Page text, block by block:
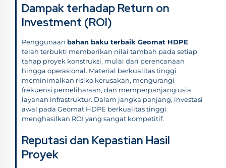
Dampak terhadap Return on
Investment (ROI)
Penggunaan bahan baku terbaik Geomat HDPE
telah terbukti memberikan nilai tambah pada setiap
tahap proyek konstruksi, mulai dari perencanaan
hingga operasional. Material berkualitas tinggi
meminimalkan risiko kerusakan, mengurangi
frekuensi pemeliharaan, dan memperpanjang usia
layanan infrastruktur. Dalam jangka panjang, investasi
awal pada Geomat HDPE berkualitas tinggi
menghasilkan ROI yang sangat kompetitif.
Reputasi dan Kepastian Hasil
Proyek